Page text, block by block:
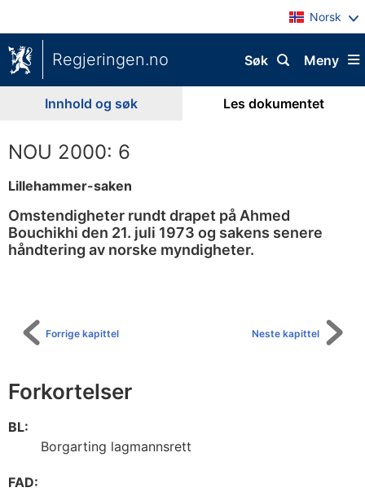
Norsk
Regjeringen.no Meny
Søk
Innhold og søk Les dokumentet
NOU 2000: 6
Lillehammer-saken
Omstendigheter rundt drapet på Ahmed
Bouchikhi den 21. juli 1973 og sakens senere
håndtering av norske myndigheter.
Neste kapittel
Forrige kapittel
Forkortelser
BL:
Borgarting lagmannsrett
FAD: